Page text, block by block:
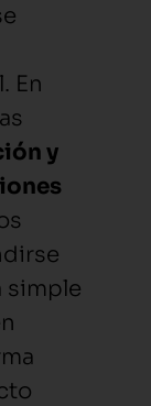
En
y
simple